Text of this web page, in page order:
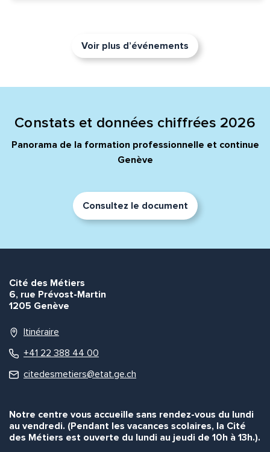
Voir plus d’événements
Constats et données chiffrées 2026
Panorama de la formation professionnelle et continue
Genève
Consultez le document
Cité des Métiers
6, rue Prévost-Martin
1205 Genève
Itinéraire
+41 22 388 44 00
citedesmetiers@etat.ge.ch
Notre centre vous accueille sans rendez-vous du lundi
au vendredi. (Pendant les vacances scolaires, la Cité
des Métiers est ouverte du lundi au jeudi de 10h à 13h.).